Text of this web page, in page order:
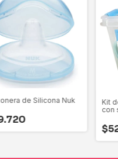
de Silicona Nuk
Kit
con